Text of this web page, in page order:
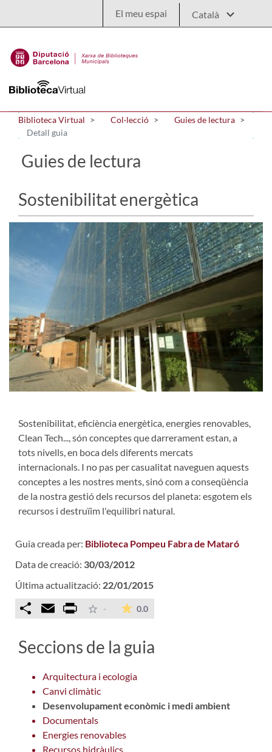
El meu espai
Biblioteca Virtual Col·lecció
Guies de lectura
Detall guia
Guies de lectura
Sostenibilitat energètica
Sostenibilitat, eficiència energètica, energies renovables,
Clean Tech..., són conceptes que darrerament estan, a
tots nivells, en boca dels diferents mercats
internacionals. I no pas per casualitat naveguen aquests
conceptes a les nostres ments, sinó com a conseqüència
de la nostra gestió dels recursos del planeta: esgotem els
recursos i destruïim l'equilibri natural.
Guia creada per: Biblioteca Pompeu Fabra de Mataró
Data de creació: 30/03/2012
Última actualització: 22/01/2015
Comparteix
Email Print - 0.0La mitjana de les valoracions
Seccions de la guia
Arquitectura i ecologia
Canvi climàtic
Desenvolupament econòmic i medi ambient
Documentals
Energies renovables
Recursos hidràulics